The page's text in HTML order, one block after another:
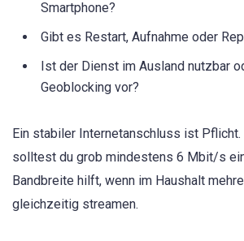
Smartphone?
Gibt es Restart, Aufnahme oder
Ist der Dienst im Ausland nutzbar
Geoblocking vor?
Ein stabiler Internetanschluss ist Pflicht.
solltest du grob mindestens 6 Mbit/s
Bandbreite hilft, wenn im Haushalt
gleichzeitig streamen.